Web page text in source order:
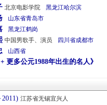
北京电影学院 黑龙江哈尔滨
山东省青岛市
黑龙江鹤岗
中国男歌手、演员 四川省成都市
山西省
+ 更多公元1988年出生的名人》
江苏省无锡宜兴人